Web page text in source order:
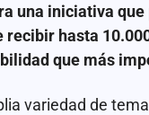
una iniciativa
hasta
que más
variedad de